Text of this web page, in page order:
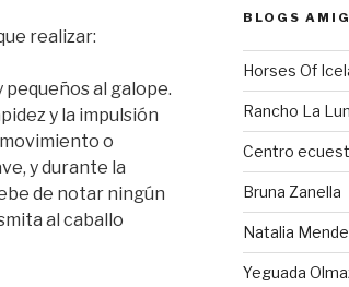
realizar:
al galope.
y la impulsión
o
y durante la
de notar ningún
al caballo
BLOGS
Horses Of
Rancho La
Centro
Bruna Zanella
Natalia
Yeguada